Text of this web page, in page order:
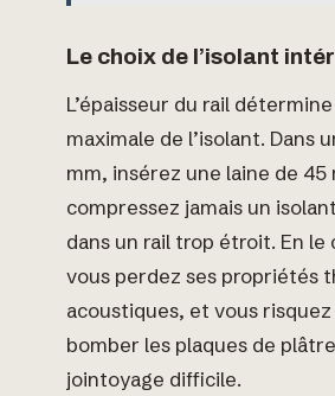
Le choix de l’isolant
L’épaisseur du rail détermine
maximale de l’isolant. Dans
mm, insérez une laine de 45
compressez jamais un
dans un rail trop étroit. En
vous perdez ses propriétés
acoustiques, et vous
bomber les plaques de
jointoyage difficile.